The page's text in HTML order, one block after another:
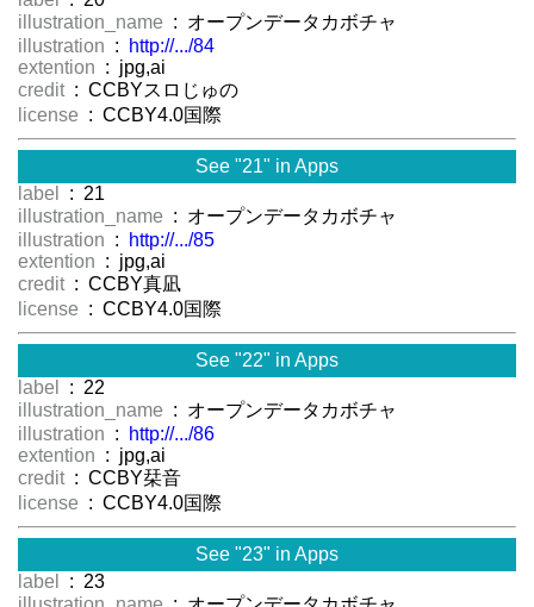
illustration_name : オープンデータカボチャ
illustration :
http://.../84
extention : jpg,ai
credit : CCBYスロじゅの
license : CCBY4.0国際
See "21" in Apps
label
: 21
illustration_name : オープンデータカボチャ
illustration :
http://.../85
extention : jpg,ai
credit : CCBY真凪
license : CCBY4.0国際
See "22" in Apps
label
: 22
illustration_name : オープンデータカボチャ
illustration :
http://.../86
extention : jpg,ai
credit : CCBY栞音
license : CCBY4.0国際
See "23" in Apps
label
: 23